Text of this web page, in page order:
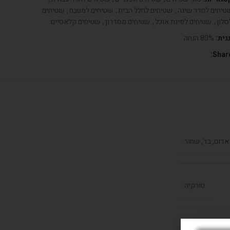
לחדר שינה, שטיחים לחלל הבית, שטיחים למטבח, שטיחים
, שטיחים לפינת אוכל, שטיחים מסדרון, שטיחים קלאסיים
80% הנחה
אדום, בז', שחור
טורקיה